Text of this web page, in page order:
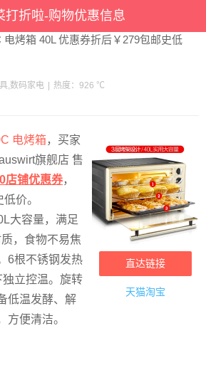
打折啦-购物优惠信息
餐具数码家电>文章详情
烤箱 40L 优惠券折后￥279包邮史低
,数码家电
热度：926 ℃
直达链接
天猫淘宝
电烤箱，买家
旗舰店 售
店铺优惠券，
价。
大容量，满足
，食物不易焦
6根不锈钢发热
立控温。旋转
低温发酵、解
方便清洁。